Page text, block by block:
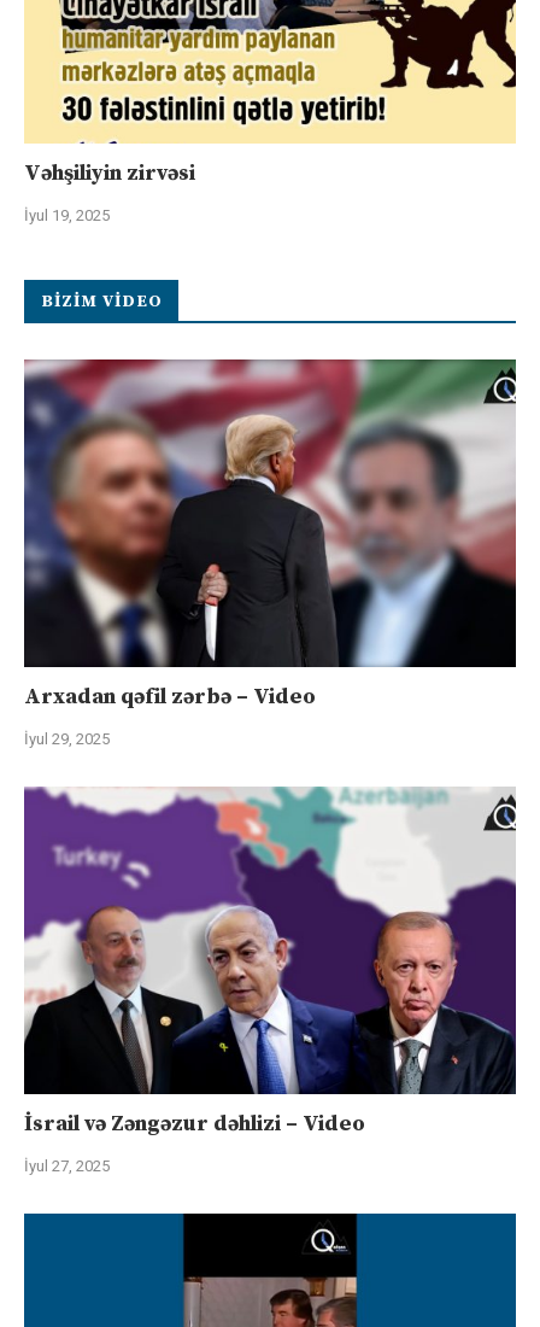
Vəhşiliyin zirvəsi
İyul 19, 2025
BIZIM VIDEO
Arxadan qəfil zərbə – Video
İyul 29, 2025
İsrail və Zəngəzur dəhlizi – Video
İyul 27, 2025